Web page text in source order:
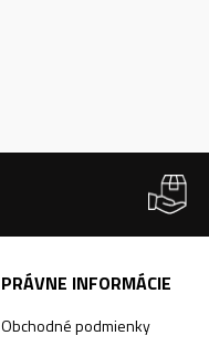
PRÁVNE INFORMÁCIE
Obchodné podmienky